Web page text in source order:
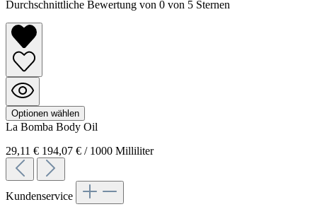
Durchschnittliche Bewertung von 0 von 5 Sternen
Optionen wählen
La Bomba Body Oil
29,11 € 194,07 € / 1000 Milliliter
Kundenservice